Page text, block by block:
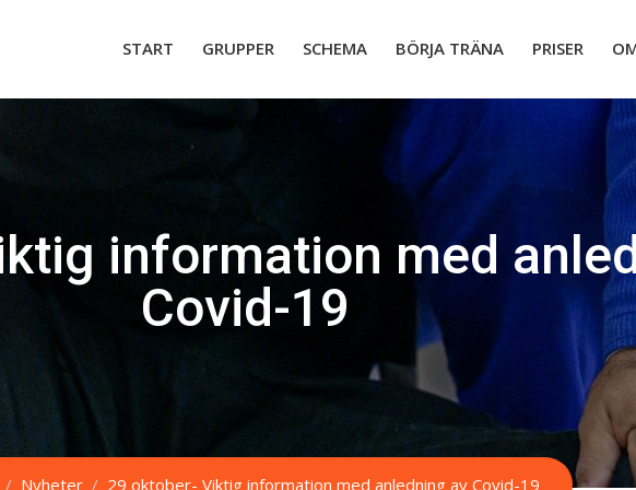
START GRUPPER SCHEMA BÖRJA TRÄNA PRISER
information med
Covid-19
Nyheter 29 oktober- Viktig information med anledning av Covid-19